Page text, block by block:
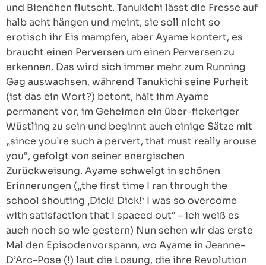
und Bienchen flutscht. Tanukichi lässt die Fresse auf
halb acht hängen und meint, sie soll nicht so
erotisch ihr Eis mampfen, aber Ayame kontert, es
braucht einen Perversen um einen Perversen zu
erkennen. Das wird sich immer mehr zum Running
Gag auswachsen, während Tanukichi seine Purheit
(ist das ein Wort?) betont, hält ihm Ayame
permanent vor, im Geheimen ein über-fickeriger
Wüstling zu sein und beginnt auch einige Sätze mit
„since you’re such a pervert, that must really arouse
you“, gefolgt von seiner energischen
Zurückweisung. Ayame schwelgt in schönen
Erinnerungen („the first time I ran through the
school shouting ‚Dick! Dick!‘ I was so overcome
with satisfaction that I spaced out“ – ich weiß es
auch noch so wie gestern) Nun sehen wir das erste
Mal den Episodenvorspann, wo Ayame in Jeanne-
D’Arc-Pose (!) laut die Losung, die ihre Revolution